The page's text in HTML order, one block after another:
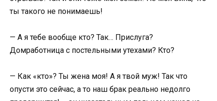
ты такого не понимаешь!
— А я тебе вообще кто? Так… Прислуга?
Домработница с постельными утехами? Кто?
— Как «кто»? Ты жена моя! А я твой муж! Так что
опусти это сейчас, а то наш брак реально недолго